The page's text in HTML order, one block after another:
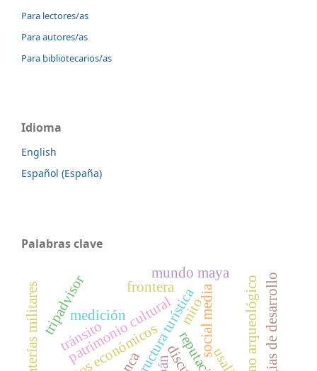
Para lectores/as
Para autores/as
Para bibliotecarios/as
Idioma
English
Español (España)
Palabras clave
patrimonio cultural
medición
tripadvisor social media
frontera turismo arqueológico
mundo maya
mito
tránsito
usali
baterías militares